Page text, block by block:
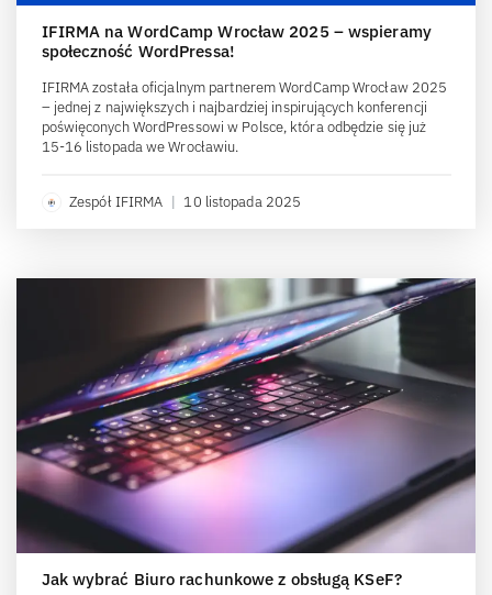
IFIRMA na WordCamp Wrocław 2025 – wspieramy
społeczność WordPressa!
IFIRMA została oficjalnym partnerem WordCamp Wrocław 2025
– jednej z największych i najbardziej inspirujących konferencji
poświęconych WordPressowi w Polsce, która odbędzie się już
15-16 listopada we Wrocławiu.
Zespół IFIRMA | 10 listopada 2025
Jak wybrać Biuro rachunkowe z obsługą KSeF?